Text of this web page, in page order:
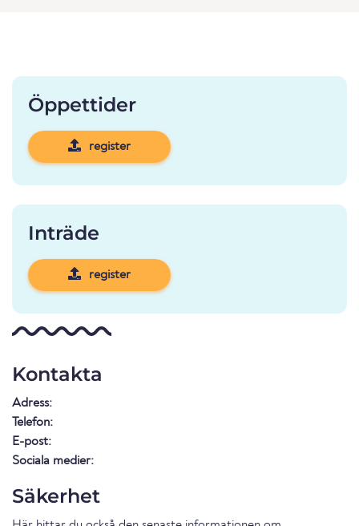
Öppettider
register
Inträde
register
Kontakta
Adress:
Telefon:
E-post:
Sociala medier:
Säkerhet